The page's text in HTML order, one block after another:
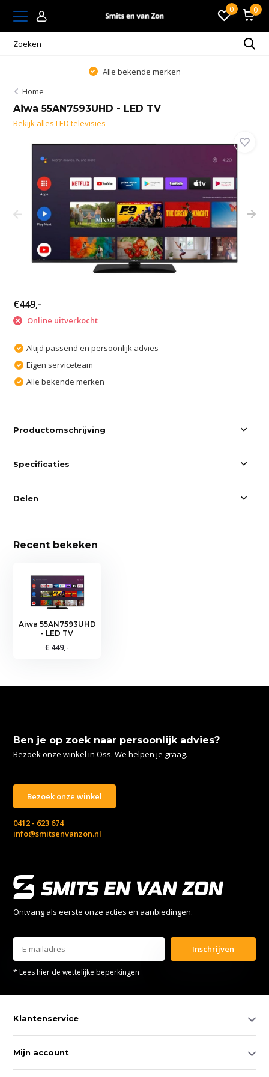
0 0
Alle bekende merken
Home
Aiwa 55AN7593UHD - LED TV
Bekijk alles LED televisies
€449,-
Online uitverkocht
Altijd passend en persoonlijk advies
Eigen serviceteam
Alle bekende merken
Productomschrijving
Specificaties
Delen
Recent bekeken
Aiwa 55AN7593UHD
- LED TV
€ 449,-
Ben je op zoek naar persoonlijk advies?
Bezoek onze winkel in Oss. We helpen je graag.
Bezoek onze winkel
0412 - 623 674
info@smitsenvanzon.nl
Ontvang als eerste onze acties en aanbiedingen.
Inschrijven
* Lees hier de wettelijke beperkingen
Klantenservice
Mijn account